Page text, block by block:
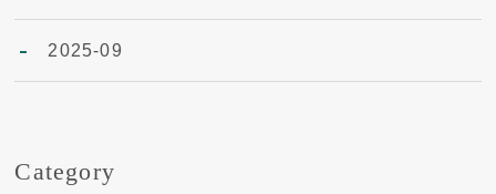
2025-09
Category